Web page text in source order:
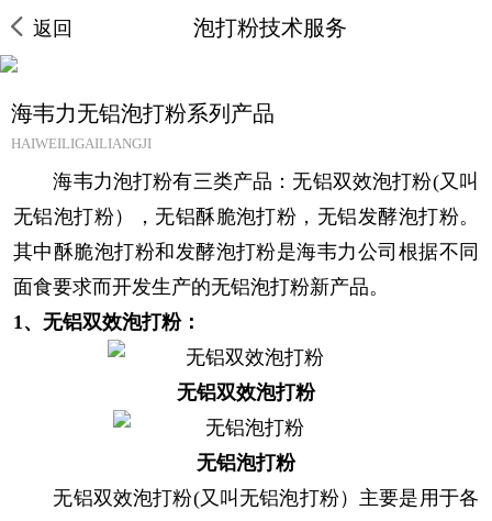
返回 泡打粉技术服务
海韦力无铝泡打粉系列产品
HAIWEILIGAILIANGJI
海韦力泡打粉有三类产品：无铝双效泡打粉(又叫
无铝泡打粉），无铝酥脆泡打粉，无铝发酵泡打粉。
其中酥脆泡打粉和发酵泡打粉是海韦力公司根据不同
面食要求而开发生产的无铝泡打粉新产品。
1、无铝双效泡打粉：
无铝双效泡打粉
无铝泡打粉
无铝双效泡打粉(又叫无铝泡打粉）主要是用于各